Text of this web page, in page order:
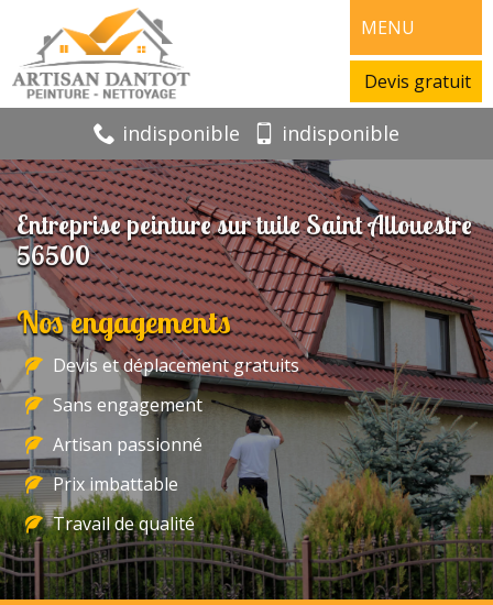
MENU
Devis gratuit
indisponible indisponible
Entreprise peinture sur tuile Saint Allouestre
56500
Nos engagements
Devis et déplacement gratuits
Sans engagement
Artisan passionné
Prix imbattable
Travail de qualité